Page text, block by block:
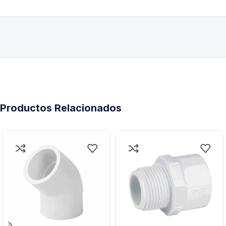
Productos Relacionados